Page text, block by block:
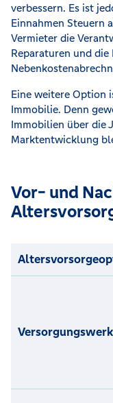
verbessern. Es ist
Einnahmen Steuern
Vermieter die
Reparaturen und
Eine weitere Option
Immobilie. Denn
Immobilien über die
Marktentwicklung
Vor- und